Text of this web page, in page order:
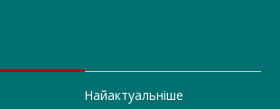
Найактуальніше